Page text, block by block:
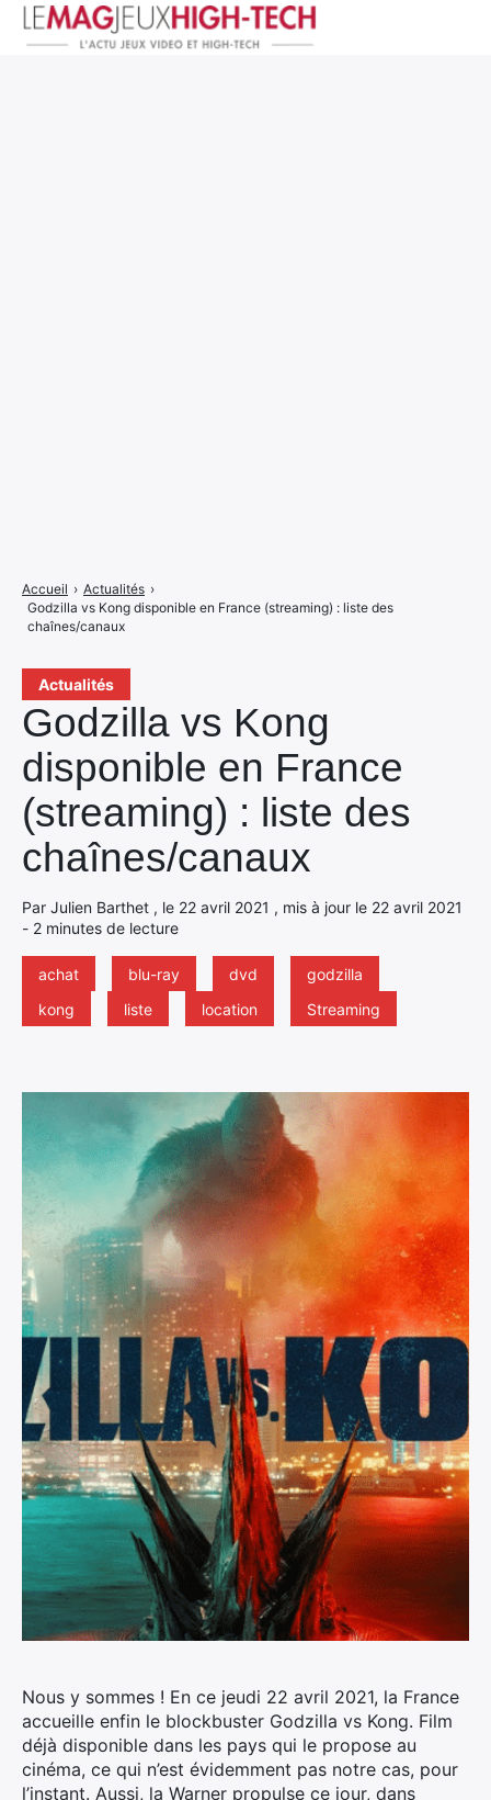
Actualités
Godzilla vs Kong
disponible en France
(streaming) : liste des
chaînes/canaux
Par Julien Barthet , le 22 avril 2021 , mis à jour le 22 avril 2021
- 2 minutes de lecture
achat blu-ray dvd
godzilla
kong
liste location Streaming
Accueil › Actualités ›
Godzilla vs Kong disponible en France (streaming) : liste des
chaînes/canaux
Nous y sommes ! En ce jeudi 22 avril 2021, la France
accueille enfin le blockbuster Godzilla vs Kong. Film
déjà disponible dans les pays qui le propose au
cinéma, ce qui n’est évidemment pas notre cas, pour
l’instant. Aussi, la Warner propulse ce jour, dans